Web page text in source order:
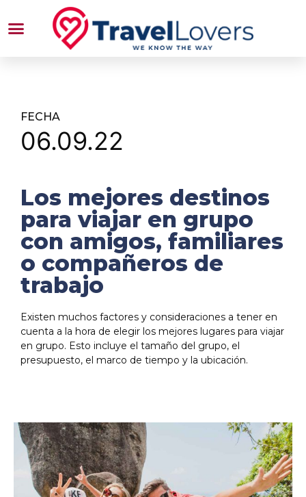
FECHA
06.09.22
Los mejores destinos
para viajar en grupo
con amigos, familiares
o compañeros de
trabajo
Existen muchos factores y consideraciones a tener en
cuenta a la hora de elegir los mejores lugares para viajar
en grupo. Esto incluye el tamaño del grupo, el
presupuesto, el marco de tiempo y la ubicación.